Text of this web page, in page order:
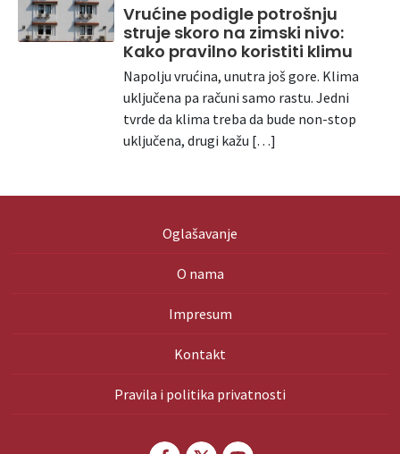
Vrućine podigle potrošnju
struje skoro na zimski nivo:
Kako pravilno koristiti klimu
Napolju vrućina, unutra još gore. Klima
uključena pa računi samo rastu. Jedni
tvrde da klima treba da bude non-stop
uključena, drugi kažu […]
Oglašavanje
O nama
Impresum
Kontakt
Pravila i politika privatnosti